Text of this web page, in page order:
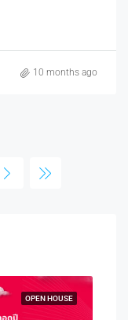
10 months ago
OPEN HOUSE